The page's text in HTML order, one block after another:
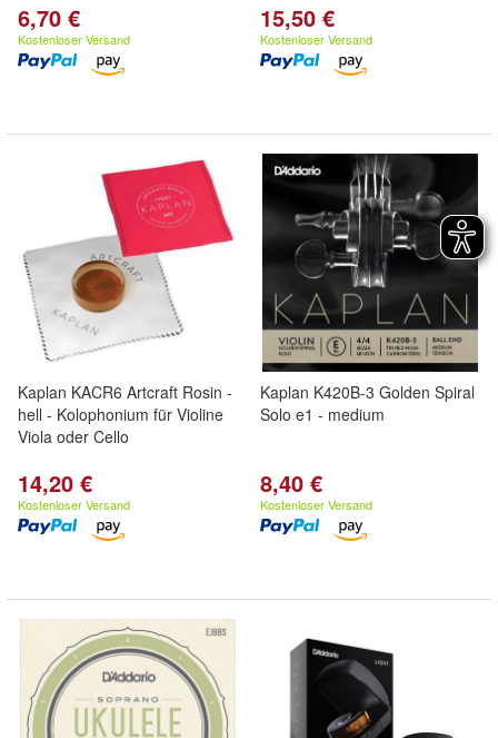
6,70 €
Kostenloser Versand
15,50 €
Kostenloser Versand
Kaplan KACR6 Artcraft Rosin -
hell - Kolophonium für Violine
Viola oder Cello
14,20 €
Kostenloser Versand
Kaplan K420B-3 Golden Spiral
Solo e1 - medium
8,40 €
Kostenloser Versand